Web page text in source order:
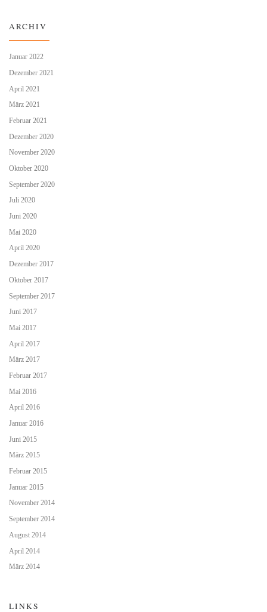
ARCHIV
Januar 2022
Dezember 2021
April 2021
März 2021
Februar 2021
Dezember 2020
November 2020
Oktober 2020
September 2020
Juli 2020
Juni 2020
Mai 2020
April 2020
Dezember 2017
Oktober 2017
September 2017
Juni 2017
Mai 2017
April 2017
März 2017
Februar 2017
Mai 2016
April 2016
Januar 2016
Juni 2015
März 2015
Februar 2015
Januar 2015
November 2014
September 2014
August 2014
April 2014
März 2014
LINKS